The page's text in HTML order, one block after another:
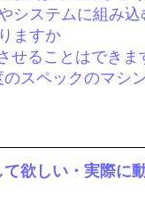
システムに組み
ますか
せることはできま
スペックのマシ
欲しい・実際に